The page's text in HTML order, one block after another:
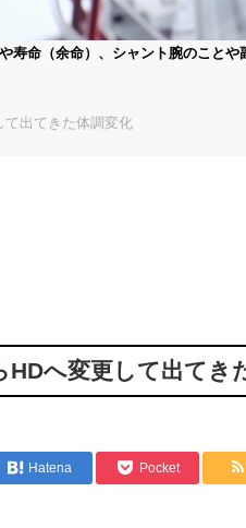
寿命（余命）、シャント腕のこと
て出てきた体調変化
へ変更して出てき
Hatena Pocket